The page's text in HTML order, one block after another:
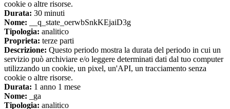
cookie o altre risorse.
Durata: 30 minuti
Nome: __q_state_oerwbSnkKEjaiD3g
Tipologia: analitico
Proprieta: terze parti
Descrizione: Questo periodo mostra la durata del periodo in cui un
servizio può archiviare e/o leggere determinati dati dal tuo computer
utilizzando un cookie, un pixel, un'API, un tracciamento senza
cookie o altre risorse.
Durata: 1 anno 1 mese
Nome: _ga
Tipologia: analitico